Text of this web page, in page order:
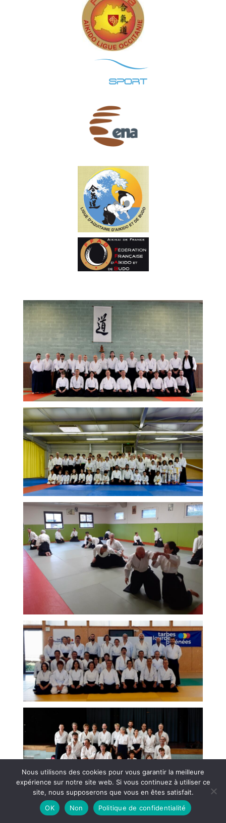
Nous utilisons des cookies pour vous garantir la meilleure
expérience sur notre site web. Si vous continuez à utiliser ce
site, nous supposerons que vous en êtes satisfait.
OK
Non Politique de confidentialité